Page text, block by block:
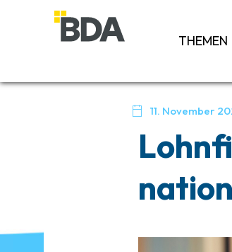
THEMEN
 11. November